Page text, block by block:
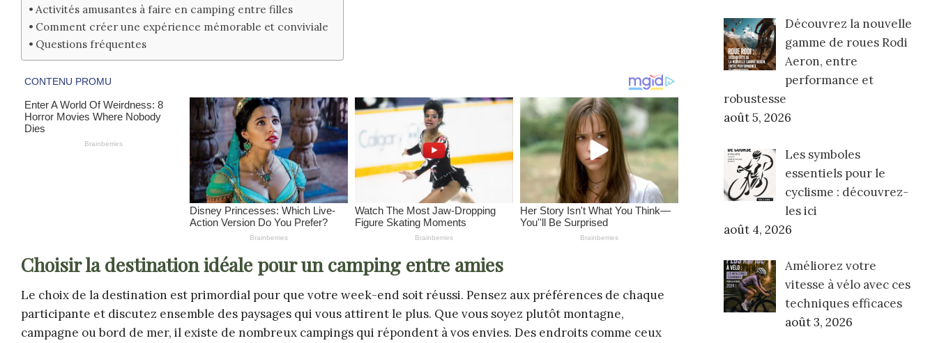
Activités amusantes à faire en camping entre filles
Comment créer une expérience mémorable et conviviale
Questions fréquentes
Choisir la destination idéale pour un camping entre amies
Le choix de la destination est primordial pour que votre week-end soit réussi. Pensez aux préférences de chaque
participante et discutez ensemble des paysages qui vous attirent le plus. Que vous soyez plutôt montagne,
campagne ou bord de mer, il existe de nombreux campings qui répondent à vos envies. Des endroits comme ceux
Découvrez la nouvelle
gamme de roues Rodi
Aeron, entre
performance et
robustesse
août 5, 2026
Les symboles
essentiels pour le
cyclisme : découvrez-
les ici
août 4, 2026
Améliorez votre
vitesse à vélo avec ces
techniques efficaces
août 3, 2026